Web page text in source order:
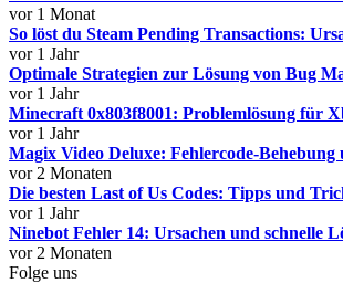
vor 1 Monat
So löst du Steam Pending Transactions:
vor 1 Jahr
Optimale Strategien zur Lösung von Bug
vor 1 Jahr
Minecraft 0x803f8001: Problemlösung für
vor 1 Jahr
Magix Video Deluxe: Fehlercode-
vor 2 Monaten
Die besten Last of Us Codes: Tipps und
vor 1 Jahr
Ninebot Fehler 14: Ursachen und schnelle
vor 2 Monaten
Folge uns